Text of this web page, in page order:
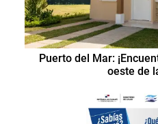
Puerto del Mar:
oeste de